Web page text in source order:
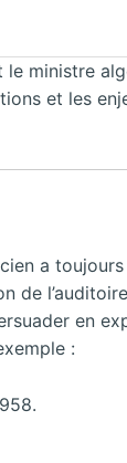
ministre
et les
a
de
en
: